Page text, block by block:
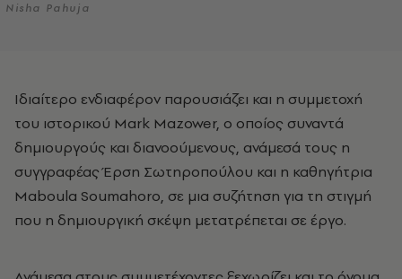
Nisha Pahuja
Ιδιαίτερο ενδιαφέρον παρουσιάζει και η συμμετοχή
του ιστορικού Mark Mazower, ο οποίος συναντά
δημιουργούς και διανοούμενους, ανάμεσά τους η
συγγραφέας Έρση Σωτηροπούλου και η καθηγήτρια
Maboula Soumahoro, σε μια συζήτηση για τη στιγμή
που η δημιουργική σκέψη μετατρέπεται σε έργο.